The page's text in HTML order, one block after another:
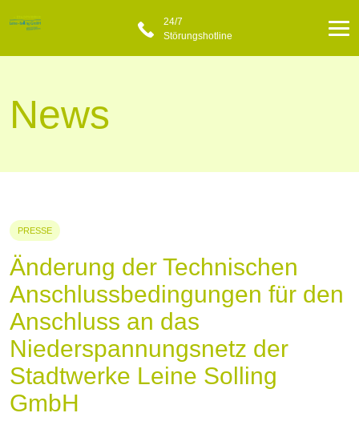
24/7
Störungshotline
News
PRESSE
Änderung der Technischen
Anschlussbedingungen für den
Anschluss an das
Niederspannungsnetz der
Stadtwerke Leine Solling
GmbH